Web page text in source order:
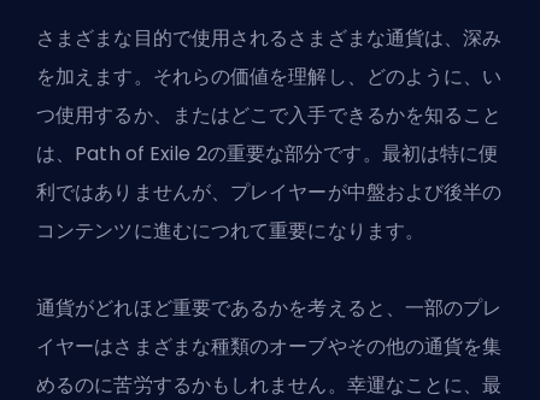
さまざまな目的で使用されるさまざまな通貨は、深み
を加えます。それらの価値を理解し、どのように、い
つ使用するか、またはどこで入手できるかを知ること
は、Path of Exile 2の重要な部分です。最初は特に便
利ではありませんが、プレイヤーが中盤および後半の
コンテンツに進むにつれて重要になります。
通貨がどれほど重要であるかを考えると、一部のプレ
イヤーはさまざまな種類のオーブやその他の通貨を集
めるのに苦労するかもしれません。幸運なことに、最